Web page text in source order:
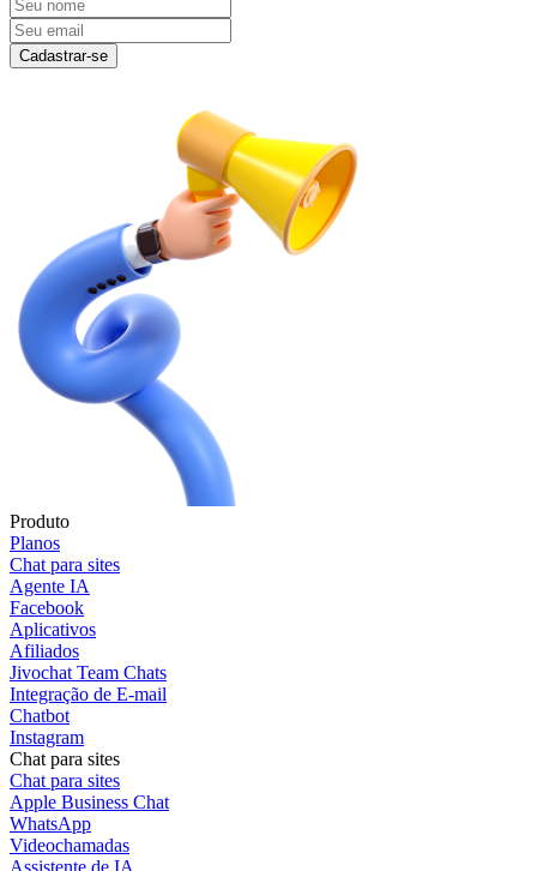
Cadastrar-se
Produto
Planos
Chat para sites
Agente IA
Facebook
Aplicativos
Afiliados
Jivochat Team Chats
Integração de E-mail
Chatbot
Instagram
Chat para sites
Chat para sites
Apple Business Chat
WhatsApp
Videochamadas